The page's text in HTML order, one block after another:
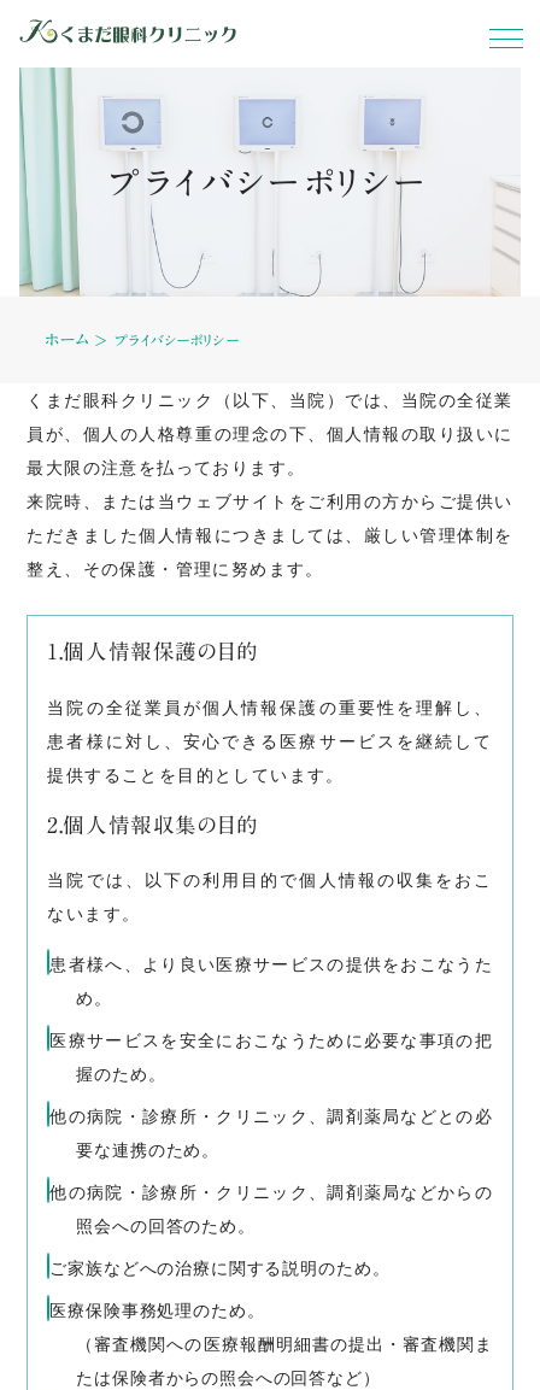
ホーム
当院について
症状別
診療内容
設備紹介
トピックス
058-243-2600
プライバシーポリシー
ホーム ＞プライバシーポリシー
くまだ眼科クリニック（以下、当院）では、当院の全従業
員が、個人の人格尊重の理念の下、個人情報の取り扱いに
最大限の注意を払っております。
来院時、または当ウェブサイトをご利用の方からご提供い
ただきました個人情報につきましては、厳しい管理体制を
整え、その保護・管理に努めます。
1.個人情報保護の目的
当院の全従業員が個人情報保護の重要性を理解し、
患者様に対し、安心できる医療サービスを継続して
提供することを目的としています。
2.個人情報収集の目的
当院では、以下の利用目的で個人情報の収集をおこ
ないます。
患者様へ、より良い医療サービスの提供をおこなうた
め。
医療サービスを安全におこなうために必要な事項の把
握のため。
他の病院・診療所・クリニック、調剤薬局などとの必
要な連携のため。
他の病院・診療所・クリニック、調剤薬局などからの
照会への回答のため。
ご家族などへの治療に関する説明のため。
医療保険事務処理のため。
（審査機関への医療報酬明細書の提出・審査機関ま
たは保険者からの照会への回答など）